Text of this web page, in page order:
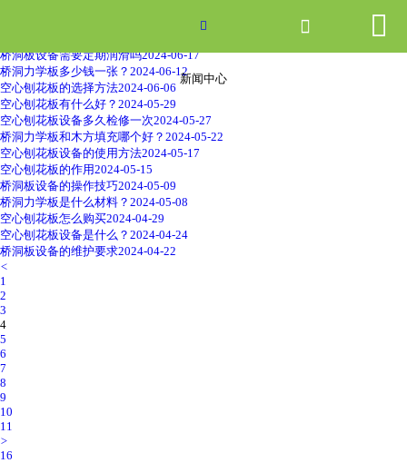
网站首页

新闻中心
 
桥洞板设备需要定期润滑吗2024-06-17
桥洞力学板多少钱一张？ 2024-06-12
空心刨花板的选择方法2024-06-06
空心刨花板有什么好？ 2024-05-29
空心刨花板设备多久检修一次2024-05-27
桥洞力学板和木方填充哪个好？ 2024-05-22
空心刨花板设备的使用方法2024-05-17
空心刨花板的作用2024-05-15
桥洞板设备的操作技巧2024-05-09
桥洞力学板是什么材料？ 2024-05-08
空心刨花板怎么购买2024-04-29
空心刨花板设备是什么？ 2024-04-24
桥洞板设备的维护要求2024-04-22
<
1
2
3
4
5
6
7
8
9
10
11
>
16